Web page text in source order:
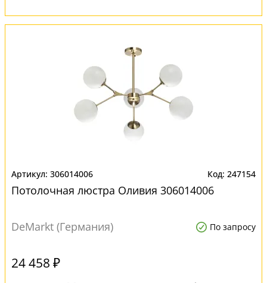
306014006 247154
Потолочная люстра Оливия 306014006
DeMarkt (Германия) По запросу
24 458 ₽